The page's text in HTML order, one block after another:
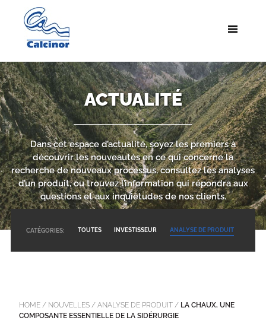
ACTUALITÉ
Dans cet espace d’actualité, soyez les premiers à
découvrir les nouveautés en ce qui concerne la
recherche de nouveaux processus, consultez les analyses
d’un produit, ou trouvez l’information qui répondra aux
questions et aux inquiétudes de nos clients.
CATÉGORIES: TOUTES INVESTISSEUR ANALYSE DE PRODUIT
HOME/ NOUVELLES/ ANALYSE DE PRODUIT/ LA CHAUX, UNE
COMPOSANTE ESSENTIELLE DE LA SIDÉRURGIE